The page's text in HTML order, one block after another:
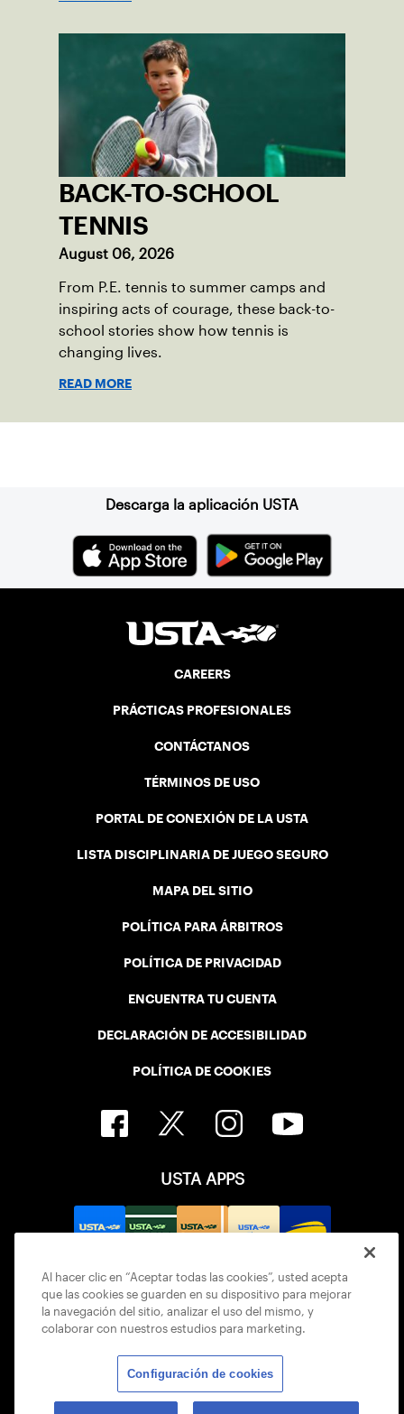
BACK-TO-SCHOOL
TENNIS
August 06, 2026
From P.E. tennis to summer camps and
inspiring acts of courage, these back-to-
school stories show how tennis is
changing lives.
READ MORE
Descarga la aplicación USTA
CAREERS
PRÁCTICAS PROFESIONALES
CONTÁCTANOS
TÉRMINOS DE USO
PORTAL DE CONEXIÓN DE LA USTA
LISTA DISCIPLINARIA DE JUEGO SEGURO
MAPA DEL SITIO
POLÍTICA PARA ÁRBITROS
POLÍTICA DE PRIVACIDAD
ENCUENTRA TU CUENTA
DECLARACIÓN DE ACCESIBILIDAD
POLÍTICA DE COOKIES
USTA APPS
© 2026 USTA ALL RIGHTS RESERVED
Al hacer clic en “Aceptar todas las cookies”, usted acepta
que las cookies se guarden en su dispositivo para mejorar
la navegación del sitio, analizar el uso del mismo, y
colaborar con nuestros estudios para marketing.
Configuración de cookies